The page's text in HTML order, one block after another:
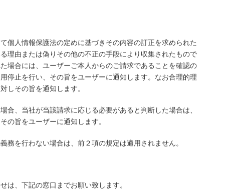
人情報保護法の定めに基づきその内容の訂正を求められた
理由または偽りその他の不正の手段により収集されたもので
場合には、ユーザーご本人からのご請求であることを確認の
停止を行い、その旨をユーザーに通知します。なお合理的理
しその旨を通知します。
、当社が当該請求に応じる必要があると判断した場合は、
の旨をユーザーに通知します。
を行わない場合は、前２項の規定は適用されません。
は、下記の窓口までお願い致します。